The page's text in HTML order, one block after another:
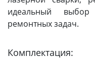
идеальный
ремонтных задач.
Комплектация: